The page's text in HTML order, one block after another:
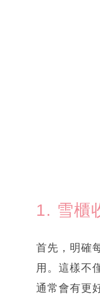
1. 雪櫃
首先，明確
用。這樣不
通常會有更